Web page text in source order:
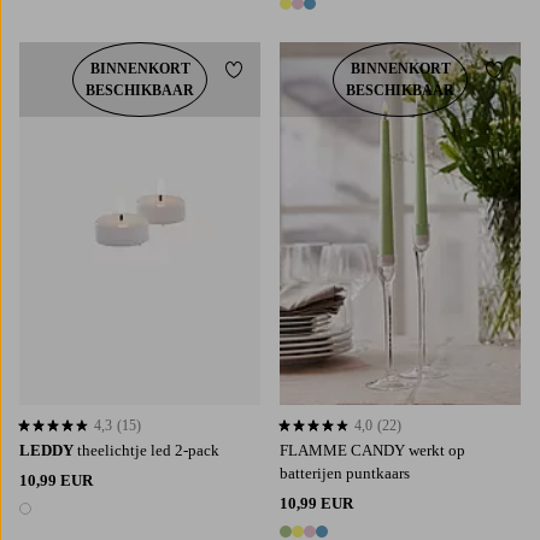
3 kleuren
LEDDY theelichtje led 2-pack
10,99 EUR
1 kleur
4,3 op basis van 15 beoordelingen
4,3 (15)
BINNENKORT
BESCHIKBAAR
Toevoegen aan favorieten
FLAMME CANDY werkt op
batterijen puntkaars
10,99 EUR
4,0 op basis van 22 beoordelingen
4,0 (22)
BINNENKORT
BESCHIKBAAR